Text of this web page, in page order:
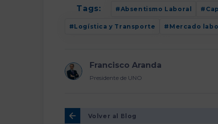
Tags: Absentismo Laboral
Logística y Transporte Mercado
Francisco Aranda
Presidente de UNO
Volver al Blog